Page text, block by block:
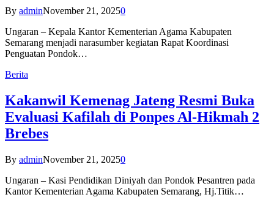
By adminNovember 21, 20250
Ungaran – Kepala Kantor Kementerian Agama Kabupaten
Semarang menjadi narasumber kegiatan Rapat Koordinasi
Penguatan Pondok…
Berita
Kakanwil Kemenag Jateng Resmi Buka
Evaluasi Kafilah di Ponpes Al-Hikmah 2
Brebes
By adminNovember 21, 20250
Ungaran – Kasi Pendidikan Diniyah dan Pondok Pesantren pada
Kantor Kementerian Agama Kabupaten Semarang, Hj.Titik…